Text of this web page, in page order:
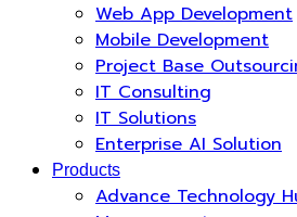
Web App Development
Mobile Development
Project Base
IT Consulting
IT Solutions
Enterprise AI Solution
Products
Advance Technology